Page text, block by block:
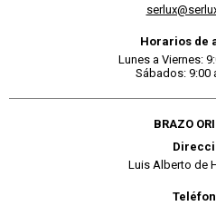
Horarios de
Lunes a Viernes:
Sábados: 9:00
BRAZO
Luis Alberto de